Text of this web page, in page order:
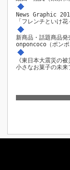
News Graphic
「フレンチといけ
新商品・話題商品発
onponcoco（ポンポ
《東日本大震災の
小さなお菓子の未来